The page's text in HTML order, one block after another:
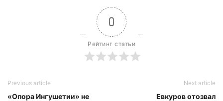
0
Рейтинг статьи
Previous article
«Опора Ингушетии» не
Next article
Евкуров отозвал